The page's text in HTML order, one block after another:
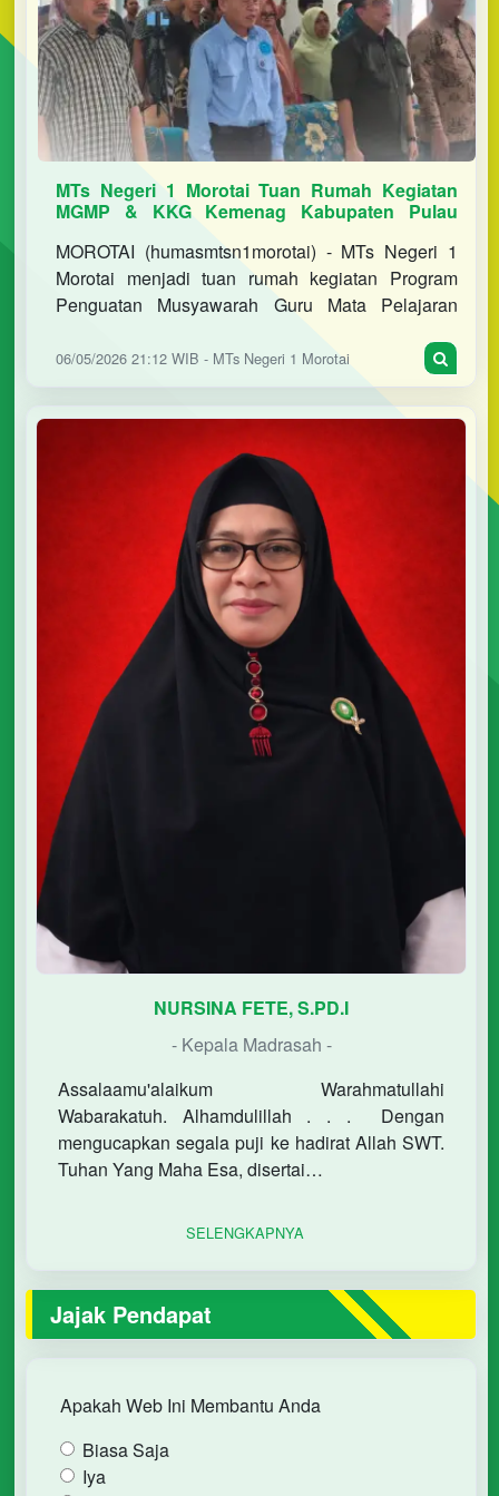
MTs Negeri 1 Morotai Tuan Rumah Kegiatan
MGMP & KKG Kemenag Kabupaten Pulau
MOROTAI (humasmtsn1morotai) - MTs Negeri 1
Morotai menjadi tuan rumah kegiatan Program
Penguatan Musyawarah Guru Mata Pelajaran
MI, MTs dan MA di lingkup Kantor Keme
06/05/2026 21:12 WIB - MTs Negeri 1 Morotai
NURSINA FETE, S.PD.I
- Kepala Madrasah -
Assalaamu'alaikum Warahmatullahi
Wabarakatuh. Alhamdulillah . . . Dengan
mengucapkan segala puji ke hadirat Allah SWT.
Tuhan Yang Maha Esa, disertai…
SELENGKAPNYA
Jajak Pendapat
Apakah Web Ini Membantu Anda
Biasa Saja
Iya